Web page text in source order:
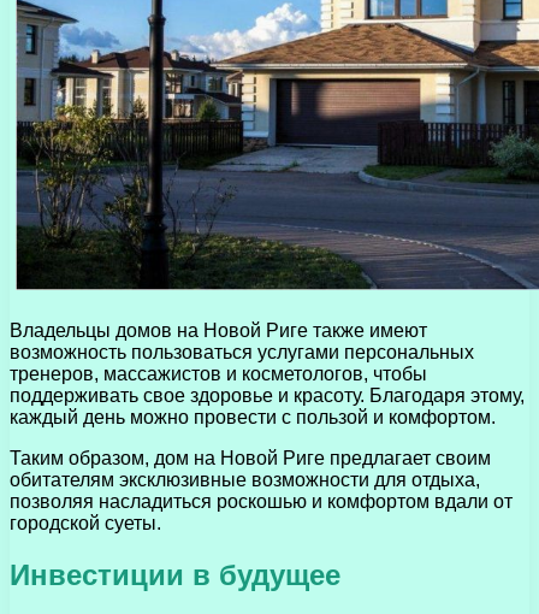
Владельцы домов на Новой Риге также имеют
возможность пользоваться услугами персональных
тренеров, массажистов и косметологов, чтобы
поддерживать свое здоровье и красоту. Благодаря этому,
каждый день можно провести с пользой и комфортом.
Таким образом, дом на Новой Риге предлагает своим
обитателям эксклюзивные возможности для отдыха,
позволяя насладиться роскошью и комфортом вдали от
городской суеты.
Инвестиции в будущее